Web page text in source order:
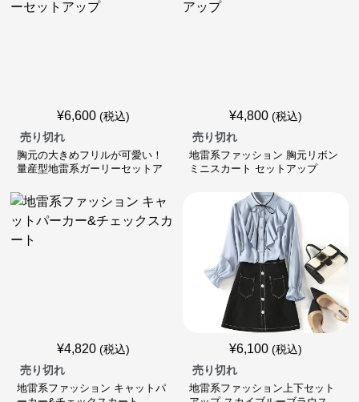
¥6,600 (税込)
売り切れ
胸元の大きめフリルが可愛い！
量産型地雷系ガーリーセットア
¥4,800 (税込)
売り切れ
地雷系ファッション 胸元リボン
ミニスカート セットアップ
¥4,820 (税込)
売り切れ
地雷系ファッション キャットパ
¥6,100 (税込)
売り切れ
地雷系ファッション上下セット